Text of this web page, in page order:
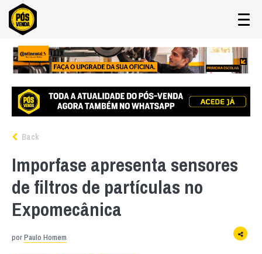
Back
Imporfase apresenta sensores
de filtros de partículas no
Expomecânica
porPaulo Homem